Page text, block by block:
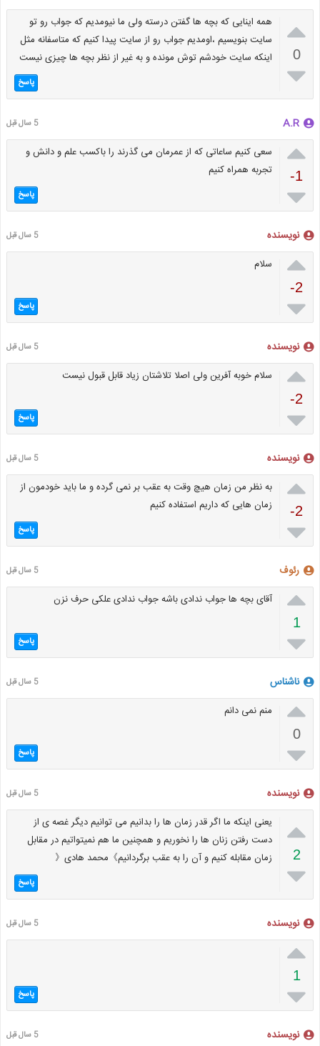

0

همه اینایی که بچه ها گفتن درسته ولی ما نیومدیم که جواب رو تو
سایت بنویسیم ،اومدیم جواب رو از سایت پیدا کنیم که متاسفانه مثل
اینکه سایت خودشم توش مونده و به غیر از نظر بچه ها چیزی نیست
پاسخ
A.R 5 سال قبل

-1

سعی کنیم ساعاتی که از عمرمان می گذرند را باکسب علم و دانش و
تجربه همراه کنیم
پاسخ
نویسنده 5 سال قبل

-2

سلام
پاسخ
نویسنده 5 سال قبل

-2

سلام خوبه آفرین ولی اصلا تلاشتان زیاد قابل قبول نیست
پاسخ
نویسنده 5 سال قبل

-2

به نظر من زمان هیچ وقت به عقب بر نمی گرده و ما باید خودمون از
زمان هایی که داریم استفاده کنیم
پاسخ
رئوف 5 سال قبل

1

آقای بچه ها جواب ندادی باشه جواب ندادی علکی حرف نزن
پاسخ
ناشناس 5 سال قبل

0

منم نمی دانم
پاسخ
نویسنده 5 سال قبل

2

یعنی اینکه ما اگر قدر زمان ها را بدانیم می توانیم دیگر غصه ی از
دست رفتن زنان ها را نخوریم و همچنین ما هم نمیتواتیم در مقابل
زمان مقابله کنیم و آن را به عقب برگردانیم》محمد هادی《
پاسخ
نویسنده 5 سال قبل

1
 پاسخ
نویسنده 5 سال قبل